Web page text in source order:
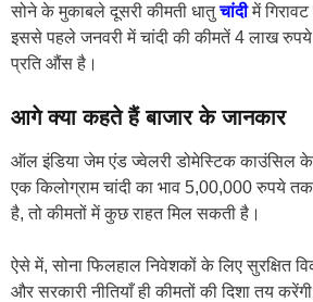
सोने के मुकाबले दूसरी कीमती धातुचांदीमें
इससे पहले जनवरी में चांदी की कीमतें 4 लाख रुपये
प्रति औंस है।
आगे क्या कहते हैं बाजार के जानकार
ऑल इंडिया जेम एंड ज्वेलरी डोमेस्टिक काउंसिल
एक किलोग्राम चांदी का भाव 5,00,000 रुपये
है, तो कीमतों में कुछ राहत मिल सकती है।
ऐसे में, सोना फिलहाल निवेशकों के लिए सुरक्षित
और सरकारी नीतियाँ ही कीमतों की दिशा तय